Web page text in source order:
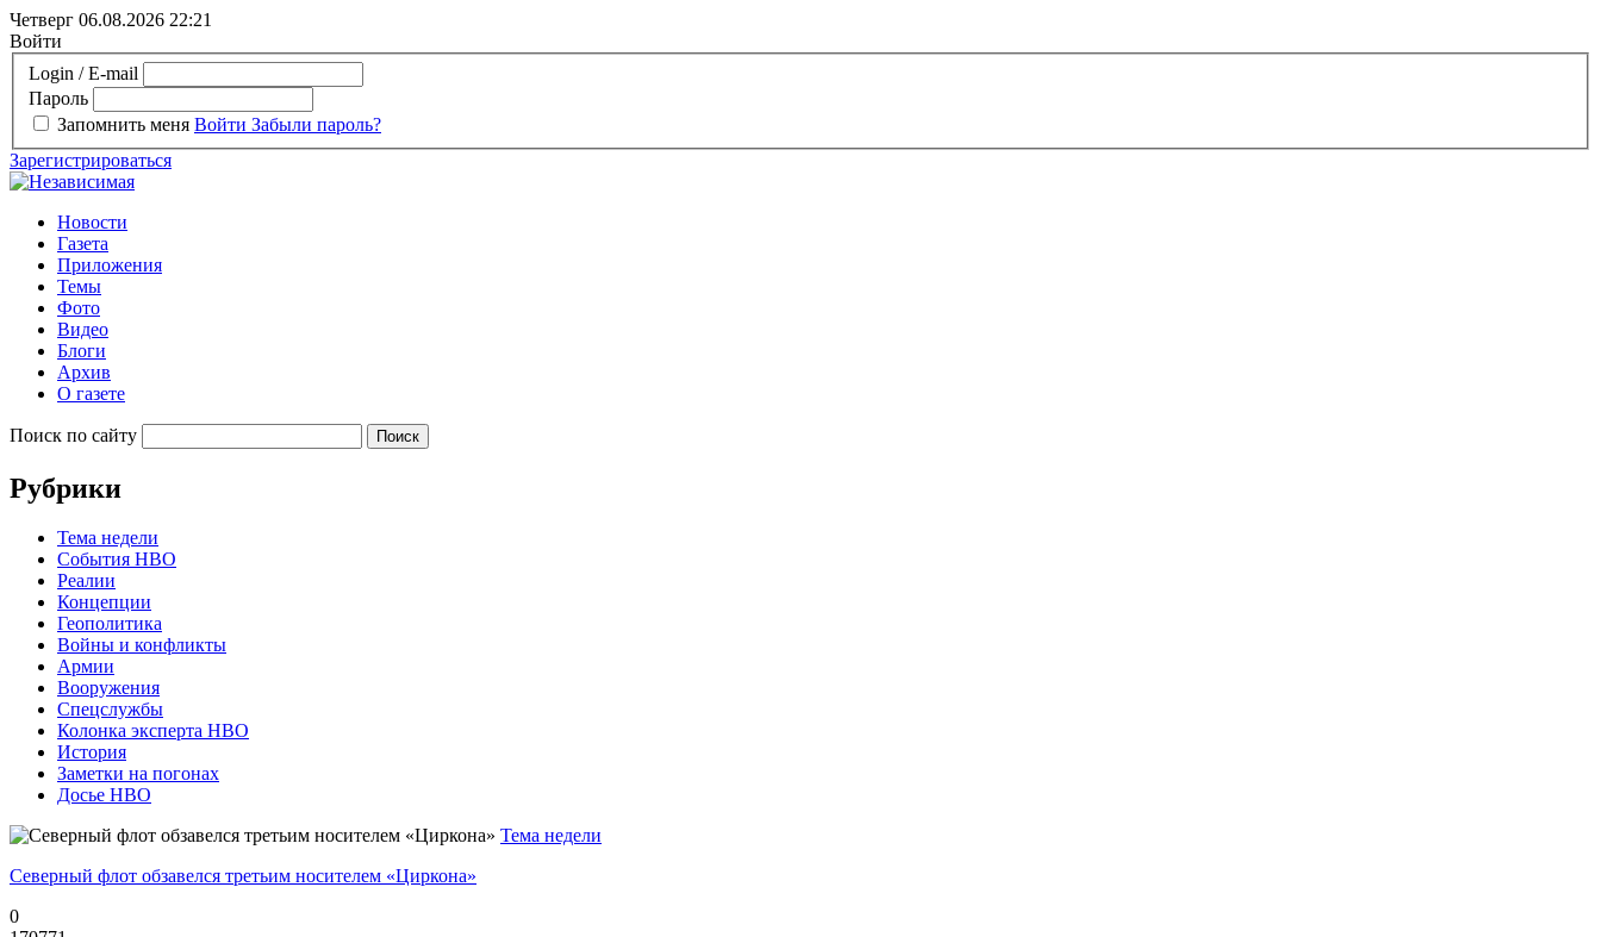
Четверг 06.08.2026 22:21
Войти
Login / E-mail
Пароль
Запомнить меня Войти Забыли пароль?
Зарегистрироваться
Новости
Газета
Приложения
Темы
Фото
Видео
Блоги
Архив
О газете
Поиск по сайту
Рубрики
Тема недели
События НВО
Реалии
Концепции
Геополитика
Войны и конфликты
Армии
Вооружения
Спецслужбы
Колонка эксперта НВО
История
Заметки на погонах
Досье НВО
Тема недели
Северный флот обзавелся третьим носителем «Циркона»
0